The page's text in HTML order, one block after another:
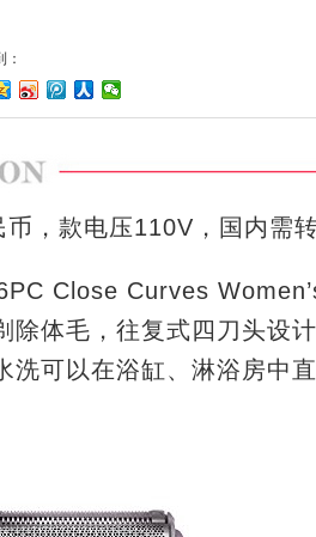
：
， 款电压110V，国内需
Close Curves
体毛，往复式四刀头设
可以在浴缸、淋浴房中